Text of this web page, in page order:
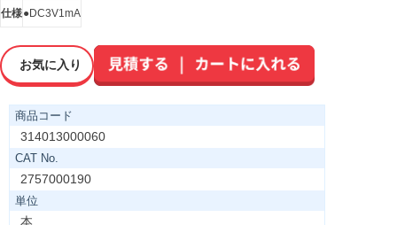
仕様●DC3V1mA
お気に入り
商品コード
314013000060
CAT No.
2757000190
単位
本